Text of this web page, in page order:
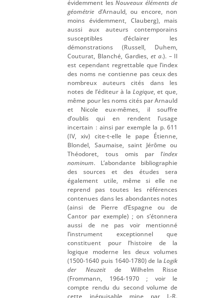
évidemment lesNouveaux éléments de
géométrie d’Arnauld, ou encore, non
moins évidemment, Clauberg), mais
aussi aux auteurs contemporains
susceptibles d’éclairer les
démonstrations (Russell, Duhem,
Couturat, Blanché, Gardies, et a.). – Il
est cependant regrettable que l’index
des noms ne contienne pas ceux des
nombreux auteurs cités dans les
notes de l’éditeur à laLogique, et que,
même pour les noms cités par Arnauld
et Nicole eux-mêmes, il souffre
d’oublis qui en rendent l’usage
incertain : ainsi par exemple la p. 611
(IV, xiv) cite-t-elle le pape Étienne,
Blondel, Saumaise, saint Jérôme ou
Théodoret, tous omis par l’index
nominum. L’abondante bibliographie
des sources et des études sera
également utile, même si elle ne
reprend pas toutes les références
contenues dans les abondantes notes
(ainsi de Pierre d’Espagne ou de
Cantor par exemple) ; on s’étonnera
aussi de ne pas voir mentionné
l’instrument exceptionnel que
constituent pour l’histoire de la
logique moderne les deux volumes
(1500-1640 puis 1640-1780) de laLogik
der Neuzeitde Wilhelm Risse
(Frommann, 1964-1970 ; voir le
compte rendu du second volume de
cette inépuisable mine par J.-R.